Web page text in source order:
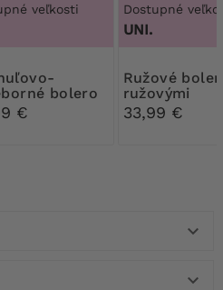
veľkosti
bolero
€
Dostupné
UNI.
Ružové bolerko s
ružovými
ozdobami
33,99 €

